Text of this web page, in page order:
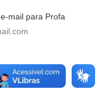
mail para Profa